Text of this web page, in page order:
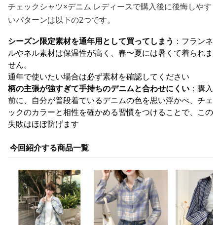
チェックシャツ×デニム レディースで購入後に後悔しやす
いパターンは以下の2つです。
シーズン限定素材を通年用として買ってしまう ：フランネ
ルやネル素材は保温性が高く、春〜夏には暑くて着られま
せん。
通年で使いたい場合は必ず素材を確認してください
柄の主張が強すぎて手持ちのデニムと合わせにくい ：購入
前に、自分が普段着ているデニムの色を思い浮かべ、チェ
ックのカラーと相性を確かめる習慣をつけることで、この
失敗はほぼ防げます
今回紹介する商品一覧